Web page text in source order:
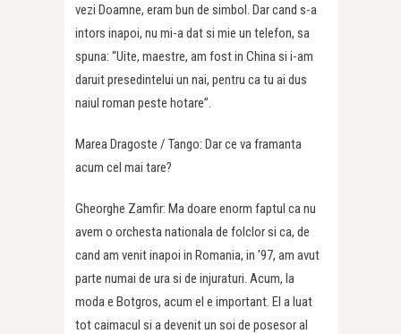
vezi Doamne, eram bun de simbol. Dar cand s-a
intors inapoi, nu mi-a dat si mie un telefon, sa
spuna: “Uite, maestre, am fost in China si i-am
daruit presedintelui un nai, pentru ca tu ai dus
naiul roman peste hotare”.
Marea Dragoste / Tango: Dar ce va framanta
acum cel mai tare?
Gheorghe Zamfir: Ma doare enorm faptul ca nu
avem o orchesta nationala de folclor si ca, de
cand am venit inapoi in Romania, in ’97, am avut
parte numai de ura si de injuraturi. Acum, la
moda e Botgros, acum el e important. El a luat
tot caimacul si a devenit un soi de posesor al